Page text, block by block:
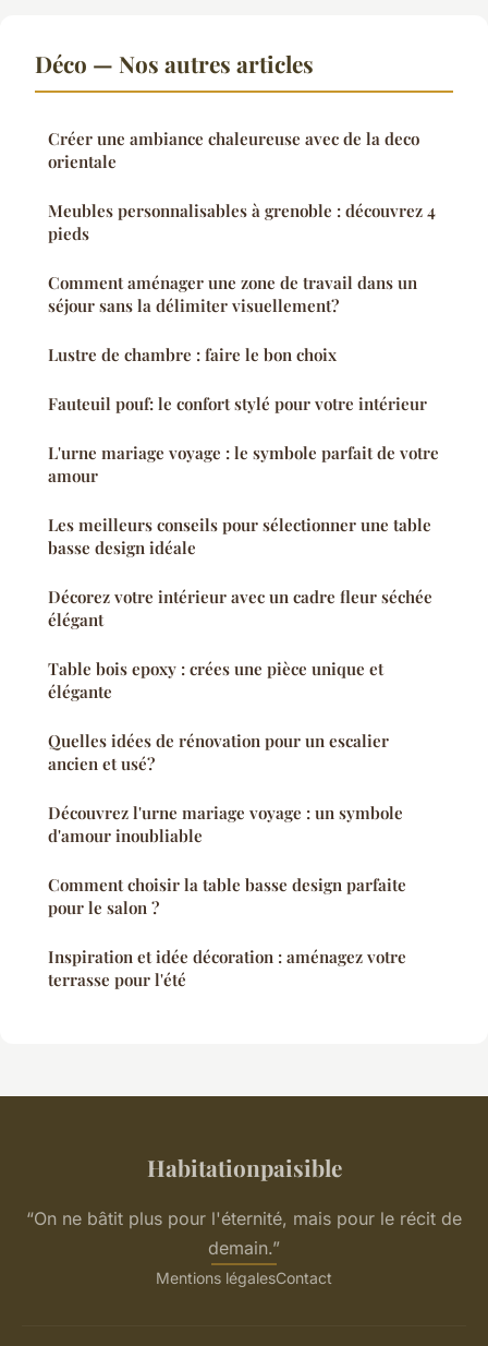
Déco — Nos autres articles
Créer une ambiance chaleureuse avec de la deco
orientale
Meubles personnalisables à grenoble : découvrez 4
pieds
Comment aménager une zone de travail dans un
séjour sans la délimiter visuellement?
Lustre de chambre : faire le bon choix
Fauteuil pouf: le confort stylé pour votre intérieur
L'urne mariage voyage : le symbole parfait de votre
amour
Les meilleurs conseils pour sélectionner une table
basse design idéale
Décorez votre intérieur avec un cadre fleur séchée
élégant
Table bois epoxy : crées une pièce unique et
élégante
Quelles idées de rénovation pour un escalier
ancien et usé?
Découvrez l'urne mariage voyage : un symbole
d'amour inoubliable
Comment choisir la table basse design parfaite
pour le salon ?
Inspiration et idée décoration : aménagez votre
terrasse pour l'été
Habitationpaisible
“On ne bâtit plus pour l'éternité, mais pour le récit de
demain.”
Mentions légalesContact